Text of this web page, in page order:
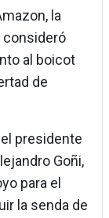
la
consideró
al boicot
de
presidente
Goñi,
para el
la senda de